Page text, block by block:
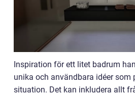
Inspiration för ett litet badrum
unika och användbara idéer som
situation. Det kan inkludera allt